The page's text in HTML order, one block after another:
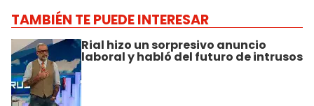
TAMBIÉN TE PUEDE INTERESAR
Rial hizo un sorpresivo anuncio
laboral y habló del futuro de intrusos